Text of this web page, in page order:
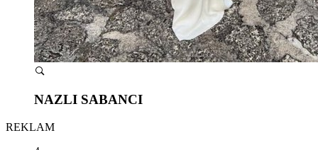
NAZLI SABANCI
REKLAM